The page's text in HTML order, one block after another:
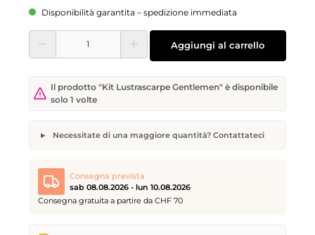
Disponibilità garantita – spedizione immediata
Quantità del prodotto: inserisci la quantità desiderata o usa i pulsanti per
Aggiungi al carrello
Il prodotto "Kit Lustrascarpe Gentlemen" è disponibile
solo 1 volte
Necessitate di una maggiore quantità? Contattateci
Quantità desiderata
Consegna prevista
sab 08.08.2026 - lun 10.08.2026
Consegna gratuita a partire da CHF 70
Spediamo direttamente dal nostro magazzino a Kriens, in